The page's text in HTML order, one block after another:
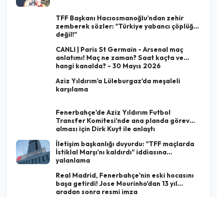
TFF Başkanı Hacıosmanoğlu'ndan zehir
zemberek sözler: "Türkiye yabancı çöplüğü
değil!"
CANLI | Paris St Germain - Arsenal maç
anlatımı! Maç ne zaman? Saat kaçta ve
hangi kanalda? - 30 Mayıs 2026
Aziz Yıldırım'a Lüleburgaz'da meşaleli
karşılama
Fenerbahçe'de Aziz Yıldırım Futbol
Transfer Komitesi'nde ana planda görev
alması için Dirk Kuyt ile anlaştı
İletişim başkanlığı duyurdu: "TFF maçlarda
İstiklal Marşı'nı kaldırdı" iddiasına
yalanlama
Real Madrid, Fenerbahçe'nin eski hocasını
başa getirdi! Jose Mourinho'dan 13 yıl
aradan sonra resmi imza